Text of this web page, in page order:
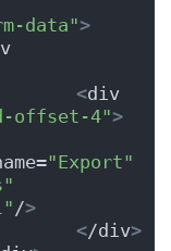
data">
<
offset-4">
"Export"
/>
</div>